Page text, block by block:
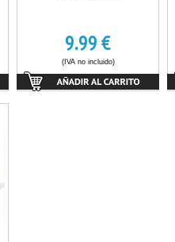
9.99€
(IVA no incluido)